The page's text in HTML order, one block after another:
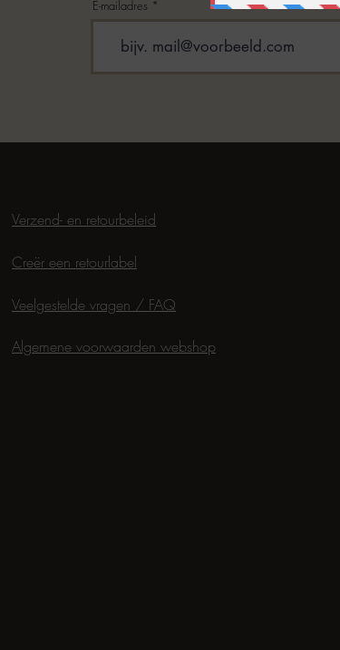
E-mailadres
Verzend- en retourbeleid
Creër een retourlabel
Veelgestelde vragen / FAQ
Algemene voorwaarden webshop